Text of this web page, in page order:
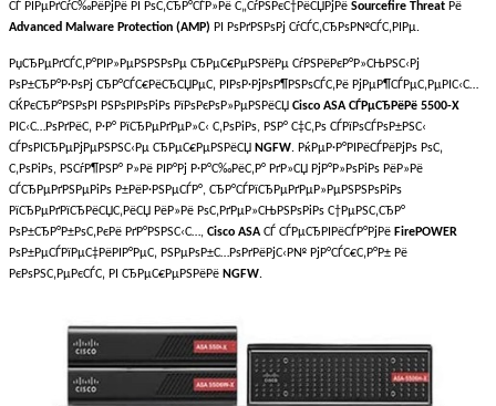
СЃ РІРµРґСѓС‰РёРјРё РІ РѕС‚СЂР°СЃР»Рё С„СѓРЅРєС†РёСЏРјРё Sourcefire Threat Рё
Advanced Malware Protection (AMP) РІ РѕРґРЅРѕРј СѓСЃС‚СЂРѕР№СЃС‚РІРµ.
РџСЂРµРґСЃС‚Р°РІР»РµРЅРЅРѕРµ СЂРµС€РµРЅРёРµ СѓРЅРёРєР°Р»СЊРЅС‹Рј
РѕР±СЂР°Р·РѕРј СЂР°СЃС€РёСЂСЏРµС‚ РІРѕР·РјРѕР¶РЅРѕСЃС‚Рё РјРµР¶СЃРµС‚РµРІС‹С…
СЌРєСЂР°РЅРѕРІ РЅРѕРІРѕРіРѕ РїРѕРєРѕР»РµРЅРёСЏ Cisco ASA СЃРµСЂРёРё 5500-X
РІС‹С…РѕРґРёС‚ Р·Р° РїСЂРµРґРµР»С‹ С‚РѕРіРѕ, РЅР° С‡С‚Рѕ СЃРїРѕСЃРѕР±РЅС‹
СЃРѕРІСЂРµРјРµРЅРЅС‹Рµ СЂРµС€РµРЅРёСЏ NGFW. РќРµР·Р°РІРёСЃРёРјРѕ РѕС‚
С‚РѕРіРѕ, РЅСѓР¶РЅР° Р»Рё РІР°Рј Р·Р°С‰РёС‚Р° РґР»СЏ РјР°Р»РѕРіРѕ РёР»Рё
СЃСЂРµРґРЅРµРіРѕ Р±РёР·РЅРµСЃР°, СЂР°СЃРїСЂРµРґРµР»РµРЅРЅРѕРіРѕ
РїСЂРµРґРїСЂРёСЏС‚РёСЏ РёР»Рё РѕС‚РґРµР»СЊРЅРѕРіРѕ С†РµРЅС‚СЂР°
РѕР±СЂР°Р±РѕС‚РєРё РґР°РЅРЅС‹С…, Cisco ASAСЃ СЃРµСЂРІРёСЃР°РјРё FirePOWER
РѕР±РµСЃРїРµС‡РёРІР°РµС‚ РЅРµРѕР±С…РѕРґРёРјС‹Р№ РјР°СЃС€С‚Р°Р± Рё
РєРѕРЅС‚РµРєСЃС‚ РІ СЂРµС€РµРЅРёРё NGFW.